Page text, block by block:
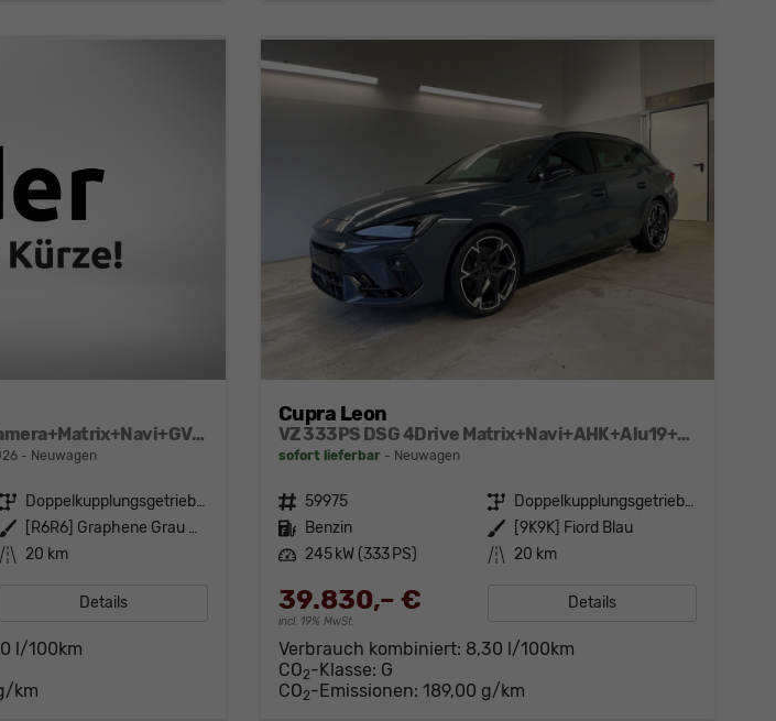
ST 204PS 4Drive AHK+Mamera+Matrix+Navi+GV4+Kessy+Parklenk+Alarm
Neuwagen
Getriebe
Doppelkupplungsgetriebe (DSG)
Außenfarbe
[R6R6] Graphene Grau Metallic
Kilometerstand 20 km
Details
l/100km
km
Cupra Leon
VZ 333PS DSG 4Drive Matrix+Navi+AHK+Alu19+Sitzheiz+IntelligentDrive
sofort lieferbar Neuwagen
Fahrzeugnr. 59975 Getriebe
Doppelkupplungsgetriebe (DSG)
Kraftstoff Benzin Außenfarbe
[9K9K] Fiord Blau
Leistung 245 kW (333 PS) Kilometerstand 20 km
39.830,– €
incl. 19% MwSt.
Details
Verbrauch kombiniert: 8,30 l/100km
CO2-Klasse: G
CO2-Emissionen: 189,00 g/km